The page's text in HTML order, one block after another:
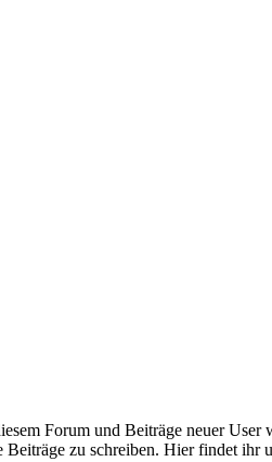
Forum und Beiträge neuer User
zu schreiben. Hier findet ihr